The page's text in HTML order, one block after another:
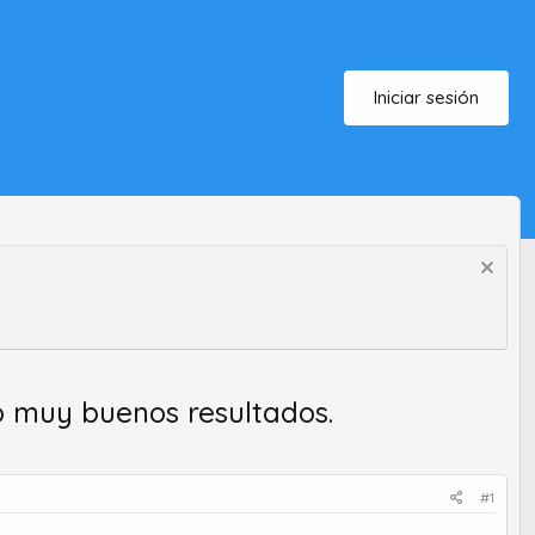
Iniciar sesión
buenos resultados.
#1